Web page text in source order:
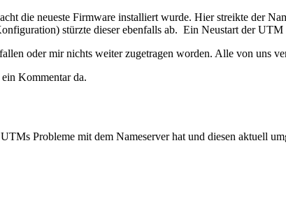
die neueste Firmware installiert wurde. Hier streikte der
stürzte dieser ebenfalls ab. Ein Neustart der UTM
oder mir nichts weiter zugetragen worden. Alle von uns
Kommentar da.
Probleme mit dem Nameserver hat und diesen aktuell